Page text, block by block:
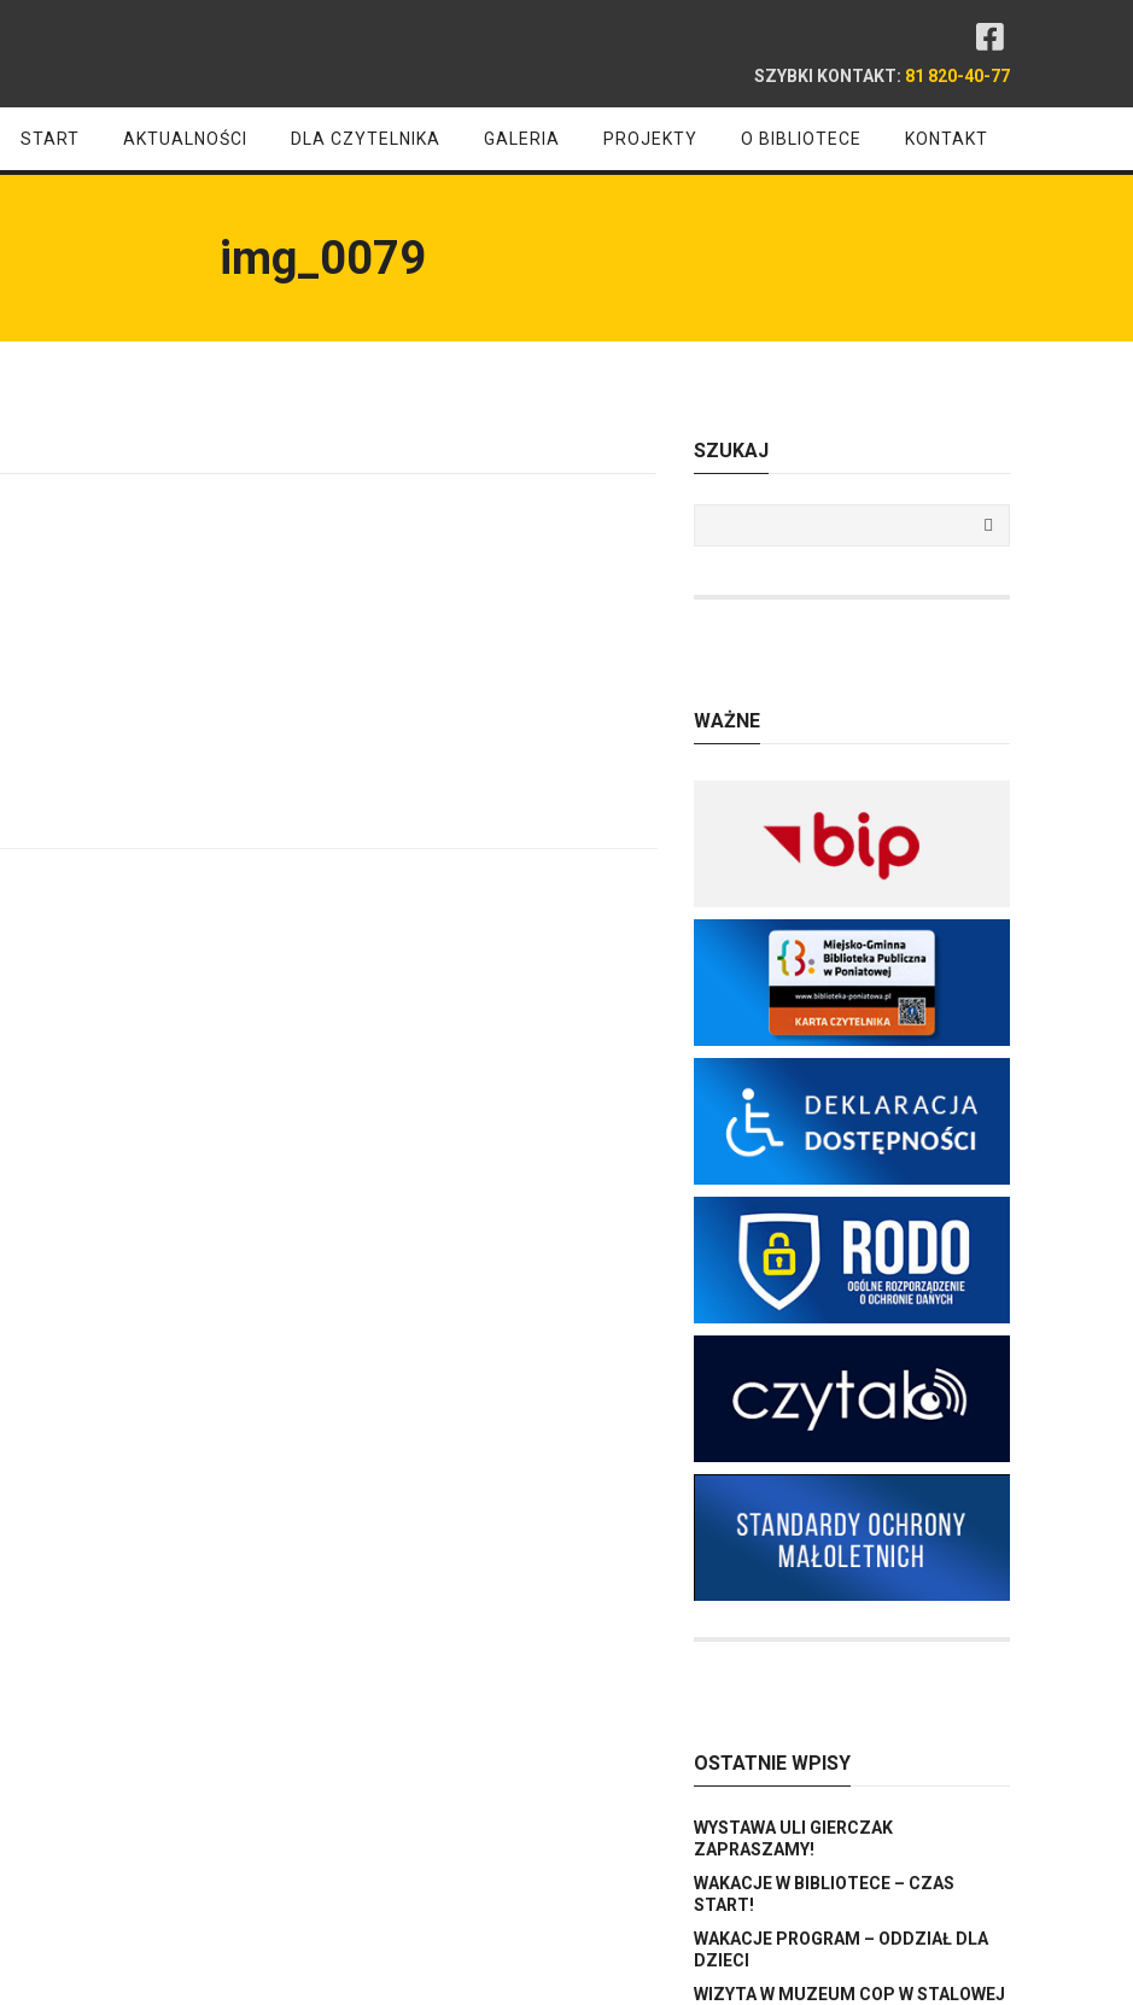
SZYBKI KONTAKT: 81 820-40-77
START AKTUALNOŚCI DLA CZYTELNIKA GALERIA PROJEKTY O BIBLIOTECE KONTAKT
img_0079
SZUKAJ
WAŻNE
OSTATNIE WPISY
WYSTAWA ULI GIERCZAK
ZAPRASZAMY!
WAKACJE W BIBLIOTECE – CZAS
START!
WAKACJE PROGRAM – ODDZIAŁ DLA
DZIECI
WIZYTA W MUZEUM COP W STALOWEJ